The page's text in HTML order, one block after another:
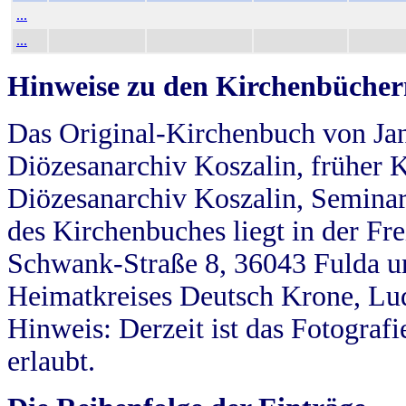
...
...
Hinweise zu den
Das Original-Kirchenbuch von
Diözesanarchiv Koszalin, früher
Diözesanarchiv Koszalin,
des Kirchenbuches liegt in der
Schwank-Straße 8, 36043 Fulda
Heimatkreises Deutsch Krone,
Hinweis: Derzeit ist das
erlaubt.